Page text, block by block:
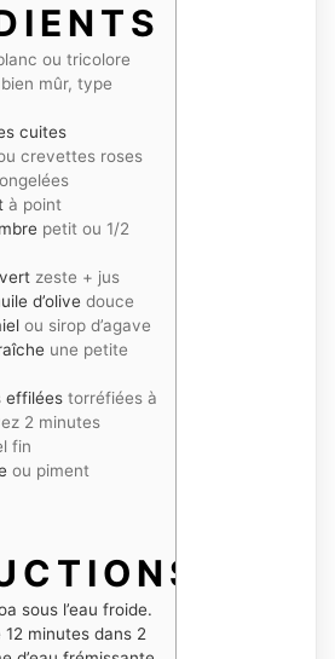
ou tricolore
bien mûr, type
cuites
crevettes roses
à point
petit ou 1/2
zeste + jus
d’olive douce
ou sirop d’agave
une petite
effilées torréfiées à
2 minutes
fin
ou piment
sous l’eau froide.
minutes dans 2